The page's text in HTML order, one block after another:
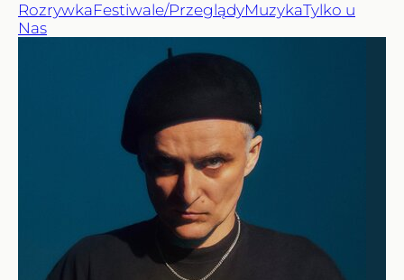
RozrywkaFestiwale/PrzeglądyMuzykaTylko u
Nas